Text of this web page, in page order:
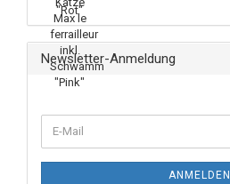
Newsletter-Anmeldung
ANMELDEN